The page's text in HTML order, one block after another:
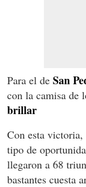
Para el de San
con la camisa de
brillar
Con esta victoria,
tipo de
llegaron a 68
bastantes cuesta